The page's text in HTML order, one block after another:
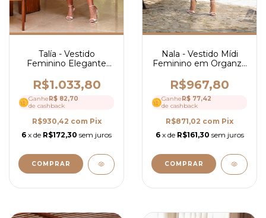
Talía - Vestido
Feminino Elegante
Guipir, Manga Curta e
Caimento Fluido - Ref
4194
R$1.033,80
Ganhe R$ 82,70
de cashback
R$930,42 com Pix
6 x de R$172,30 sem juros
COMPRAR
Nala - Vestido Mídi
Feminino em Organza
em Guipir e Laço Nas
Mangas- Ref 4245
R$967,80
GanheR$ 77,42
de cashback
R$871,02 com Pix
6 x de R$161,30 sem juros
COMPRAR